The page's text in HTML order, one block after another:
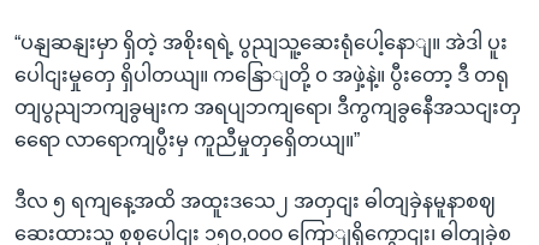
“ပနျဆနျးမှာ ရှိတဲ့ အစိုးရရဲ့ ပွညျသူ့ဆေးရုံပေါ့နောျ။ အဲဒါ ပူး
ပေါငျးမှုတှေ ရှိပါတယျ။ ကနြောျတို့ ၀ အဖှဲ့နဲ့။ ပွီးတော့ ဒီ တရု
တျပွညျဘကျခွမျးက အရပျဘကျရော၊ ဒီကွကျခွနေီအသငျးတှ
ရေော လာရောကျပွီးမှ ကူညီမှုတှရှေိတယျ။”
ဒီလ ၅ ရကျနေ့အထိ အထူးဒသေ၂ အတှငျး ဓါတျခှဲနမူနာစဈ
ဆေးထားသူ စုစုပေါငျး ၁၅၀,၀၀၀ ကြောျရှိကွောငျး၊ ဓါတျခှဲစ